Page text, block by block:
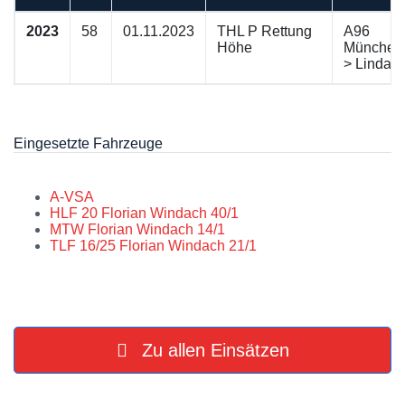
2023 58 01.11.2023
THL P Rettung
Höhe
A96
München
> Lindau
Eingesetzte Fahrzeuge
A-VSA
HLF 20 Florian Windach 40/1
MTW Florian Windach 14/1
TLF 16/25 Florian Windach 21/1
Zu allen Einsätzen